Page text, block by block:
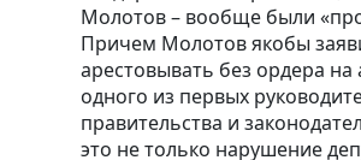
Молотов – вообще были
Причем Молотов якобы
арестовывать без ордера на
одного из первых
правительства и
это не только нарушение